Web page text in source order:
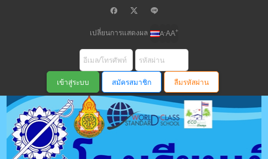
เปลี่ยนการแสดงผล A-AA+
สมัครสมาชิก ลืมรหัสผ่าน
โรงเรียนเมือง